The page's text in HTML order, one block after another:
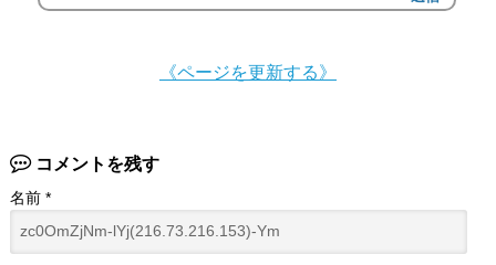
《ページを更新する》
コメントを残す
名前 *